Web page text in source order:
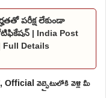
పరీక్ష లేకుండా
| India Post
Full Details
వెబ్సైటులోకి వెళ్లి మీ